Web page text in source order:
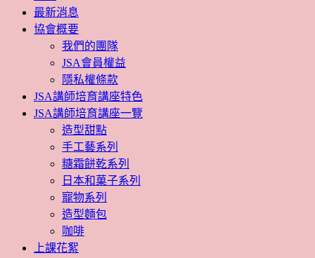
最新消息
協會概要
我們的團隊
JSA會員權益
隱私權條款
JSA講師培育講座特色
JSA講師培育講座一覽
造型甜點
手工藝系列
糖霜餅乾系列
日本和菓子系列
寵物系列
造型麵包
咖啡
上課花絮